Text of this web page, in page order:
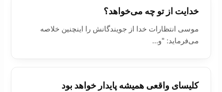
خدایت از تو چه می‌خواهد؟
موسی انتظارات خدا از جویندگانش را اینچنین خلاصه
می‌فرماید: "و…
کليسای واقعی هميشه پايدار خواهد بود